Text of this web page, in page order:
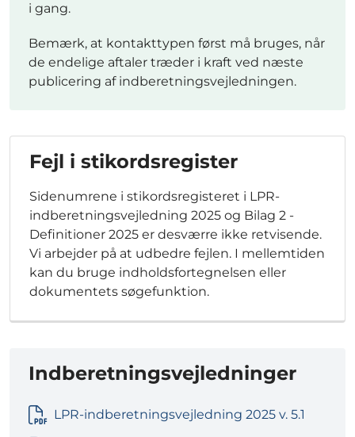
i gang.
Bemærk, at kontakttypen først må bruges, når
de endelige aftaler træder i kraft ved næste
publicering af indberetningsvejledningen.
Fejl i stikordsregister
Sidenumrene i stikordsregisteret i LPR-
indberetningsvejledning 2025 og Bilag 2 -
Definitioner 2025 er desværre ikke retvisende.
Vi arbejder på at udbedre fejlen. I mellemtiden
kan du bruge indholdsfortegnelsen eller
dokumentets søgefunktion.
Indberetningsvejledninger
LPR-indberetningsvejledning 2025 v. 5.1